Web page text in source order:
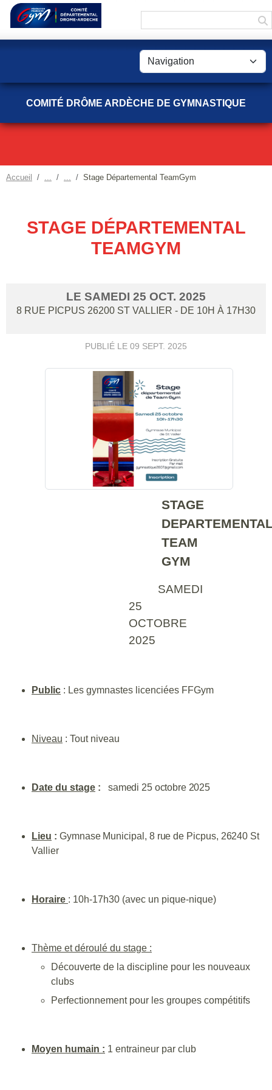
COMITÉ DRÔME ARDÈCHE DE GYMNASTIQUE
Accueil Stage Départemental TeamGym
STAGE DÉPARTEMENTAL
TEAMGYM
LE SAMEDI 25 OCT. 2025
8 RUE PICPUS 26200 ST VALLIER - DE 10H À 17H30
PUBLIÉ LE 09 SEPT. 2025
STAGE
TEAM
GYM
SAMEDI
25
OCTOBRE
2025
Public : Les gymnastes licenciées FFGym
Niveau : Tout niveau
Date du stage : samedi 25 octobre 2025
Lieu : Gymnase Municipal, 8 rue de Picpus, 26240 St
Vallier
Horaire : 10h-17h30 (avec un pique-nique)
Thème et déroulé du stage :
Découverte de la discipline pour les nouveaux
clubs
Perfectionnement pour les groupes compétitifs
Moyen humain : 1 entraineur par club
Panneau de gestion des cookies